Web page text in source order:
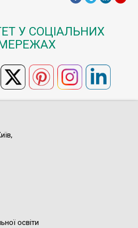
У СОЦІАЛЬНИХ
освіти